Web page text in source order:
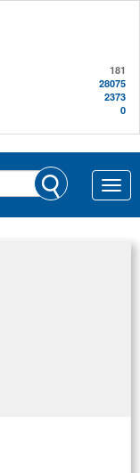
181
28075
2373
0
Toggle